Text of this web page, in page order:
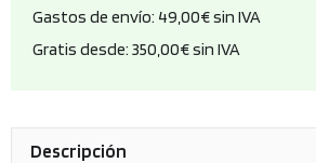
kg
cantidad
Gastos de envío: 49,00€ sin IVA
Gratis desde: 350,00€ sin IVA
Descripción